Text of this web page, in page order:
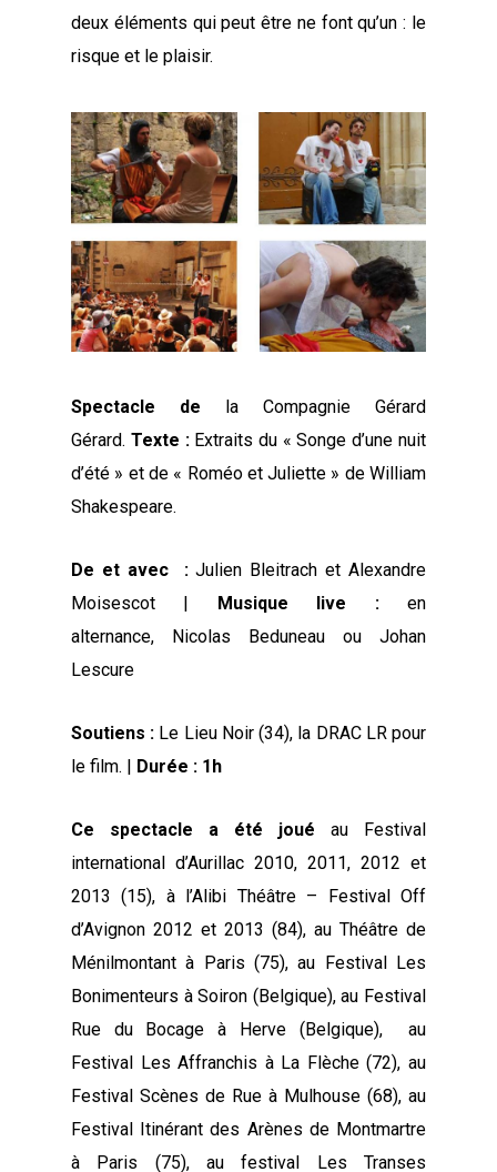
deux éléments qui peut être ne font qu’un : le
risque et le plaisir.
Spectacle de la Compagnie Gérard
Gérard. Texte : Extraits du « Songe d’une nuit
d’été » et de « Roméo et Juliette » de William
Shakespeare.
De et avec :Julien Bleitrach et Alexandre
Moisescot | Musique live : en
alternance, Nicolas Beduneau ou Johan
Lescure
Soutiens : Le Lieu Noir (34), la DRAC LR pour
le film. | Durée : 1h
Ce spectacle a été joué au Festival
international d’Aurillac 2010, 2011, 2012 et
2013 (15), à l’Alibi Théâtre – Festival Off
d’Avignon 2012 et 2013 (84), au Théâtre de
Ménilmontant à Paris (75), au Festival Les
Bonimenteurs à Soiron (Belgique), au Festival
Rue du Bocage à Herve (Belgique), au
Festival Les Affranchis à La Flèche (72), au
Festival Scènes de Rue à Mulhouse (68), au
Festival Itinérant des Arènes de Montmartre
à Paris (75), au festival Les Transes